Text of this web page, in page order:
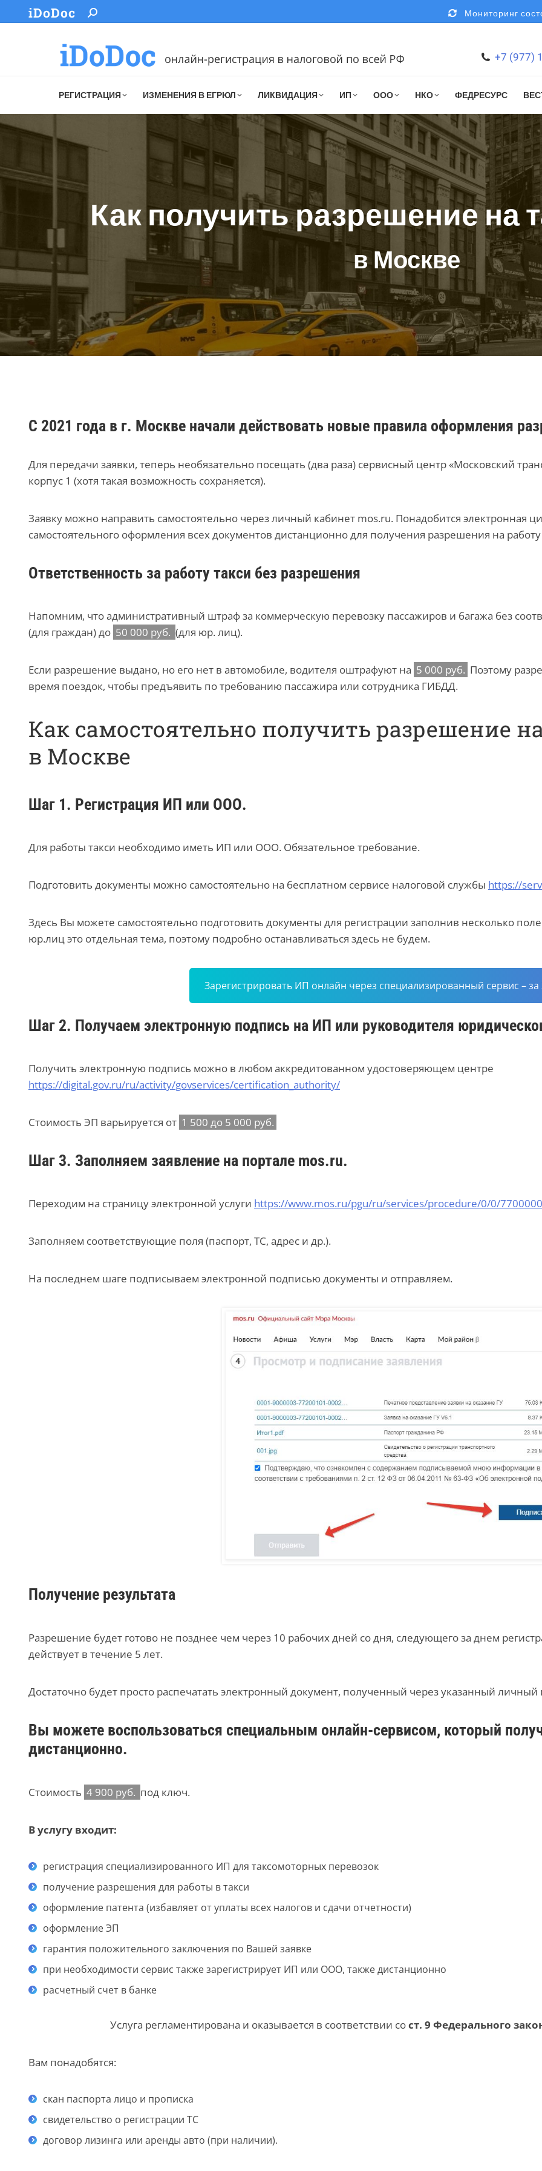
iDoDoc Search: Мониторинг
+7 (977)
РЕГИСТРАЦИЯ ИЗМЕНЕНИЯ В ЕГРЮЛ ЛИКВИДАЦИЯ ИП ООО НКО ФЕДРЕСУРС
Как получить разрешение на
в Москве
С 2021 года в г. Москве начали действовать новые правила оформления
Для передачи заявки, теперь необязательно посещать (два раза) сервисный центр «Московский
корпус 1 (хотя такая возможность сохраняется).
Заявку можно направить самостоятельно через личный кабинет mos.ru. Понадобится
самостоятельного оформления всех документов дистанционно для получения разрешения на работу
Ответственность за работу такси без разрешения
Напомним, что административный штраф за коммерческую перевозку пассажиров и багажа без
(для граждан) до 50 000 руб. (для юр. лиц).
Если разрешение выдано, но его нет в автомобиле, водителя оштрафуют на 5 000 руб. Поэтому
время поездок, чтобы предъявить по требованию пассажира или сотрудника ГИБДД.
Как самостоятельно получить разрешение
в Москве
Шаг 1. Регистрация ИП или ООО.
Для работы такси необходимо иметь ИП или ООО. Обязательное требование.
Подготовить документы можно самостоятельно на бесплатном сервисе налоговой службы https://
Здесь Вы можете самостоятельно подготовить документы для регистрации заполнив несколько
юр.лиц это отдельная тема, поэтому подробно останавливаться здесь не будем.
Зарегистрировать ИП онлайн через специализированный сервис – за
Шаг 2. Получаем электронную подпись на ИП или руководителя
Получить электронную подпись можно в любом аккредитованном удостоверяющем центре
https://digital.gov.ru/ru/activity/govservices/certification_authority/
Стоимость ЭП варьируется от 1 500 до 5 000 руб.
Шаг 3. Заполняем заявление на портале mos.ru.
Переходим на страницу электронной услуги https://www.mos.ru/pgu/ru/services/procedure/0/0/
Заполняем соответствующие поля (паспорт, ТС, адрес и др.).
На последнем шаге подписываем электронной подписью документы и отправляем.
Получение результата
Разрешение будет готово не позднее чем через 10 рабочих дней со дня, следующего за днем
действует в течение 5 лет.
Достаточно будет просто распечатать электронный документ, полученный через указанный
Вы можете воспользоваться специальным онлайн-сервисом, который
дистанционно.
Стоимость 4 900 руб. под ключ.
В услугу входит:
регистрация специализированного ИП для таксомоторных перевозок
получение разрешения для работы в такси
оформление патента (избавляет от уплаты всех налогов и сдачи отчетности)
оформление ЭП
гарантия положительного заключения по Вашей заявке
при необходимости сервис также зарегистрирует ИП или ООО, также дистанционно
расчетный счет в банке
Услуга регламентирована и оказывается в соответствии сост. 9 Федерального
Вам понадобятся:
скан паспорта лицо и прописка
свидетельство о регистрации ТС
договор лизинга или аренды авто (при наличии).